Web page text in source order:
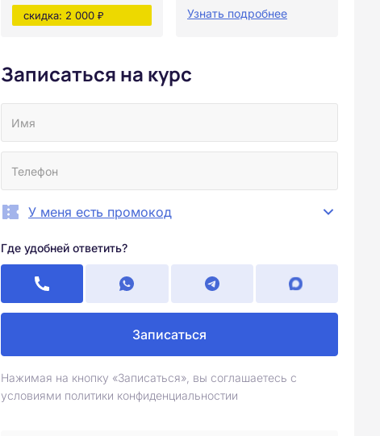
скидка: 2 000 ₽ Узнать подробнее
Записаться на курс
У меня есть промокод
Где удобней ответить?
Записаться
Нажимая на кнопку «Записаться», вы соглашаетесь с
условиями политики конфиденциальностии